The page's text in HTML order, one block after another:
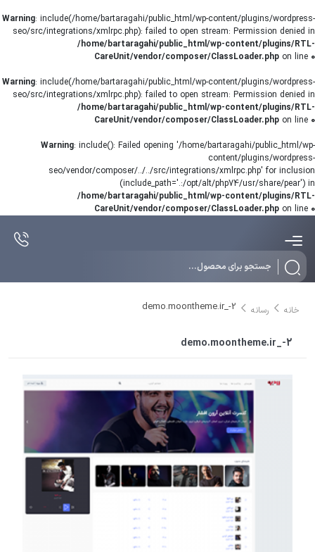
Warning: include(/home/bartaragahi/public_html/wp-content/plugins/wordpress-
seo/src/integrations/xmlrpc.php): failed to open stream: Permission denied in
/home/bartaragahi/public_html/wp-content/plugins/RTL-
CareUnit/vendor/composer/ClassLoader.php on line 0
Warning: include(/home/bartaragahi/public_html/wp-content/plugins/wordpress-
seo/src/integrations/xmlrpc.php): failed to open stream: Permission denied in
/home/bartaragahi/public_html/wp-content/plugins/RTL-
CareUnit/vendor/composer/ClassLoader.php on line 0
Warning: include(): Failed opening '/home/bartaragahi/public_html/wp-
content/plugins/wordpress-
seo/vendor/composer/../../src/integrations/xmlrpc.php' for inclusion
(include_path='.:/opt/alt/php74/usr/share/pear') in
/home/bartaragahi/public_html/wp-content/plugins/RTL-
CareUnit/vendor/composer/ClassLoader.php on line 0
خانه رسانه demo.moontheme.ir_-2
demo.moontheme.ir_-2